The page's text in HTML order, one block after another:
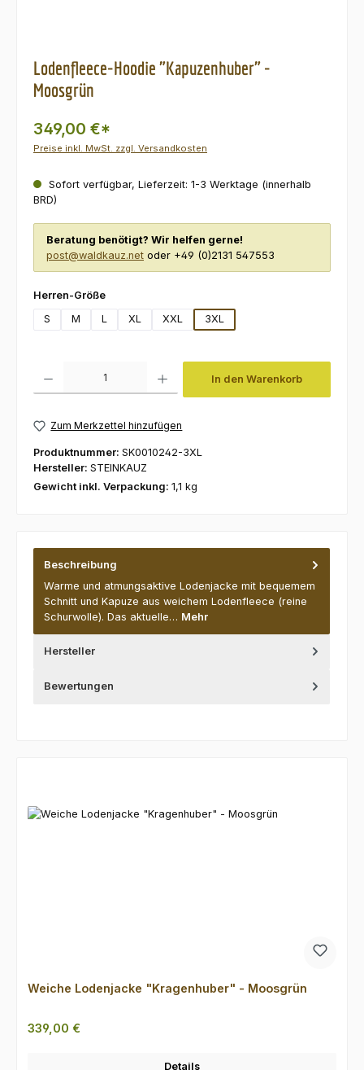
Lodenfleece-Hoodie "Kapuzenhuber" -
Moosgrün
349,00 €*
Preise inkl. MwSt. zzgl. Versandkosten
Sofort verfügbar, Lieferzeit: 1-3 Werktage (innerhalb
BRD)
Beratung benötigt? Wir helfen gerne!
post@waldkauz.net oder +49 (0)2131 547553
Herren-Größeauswählen
S
M L XL XXL 3XL
In den Warenkorb
Zum Merkzettel hinzufügen
Produktnummer: SK0010242-3XL
Hersteller: STEINKAUZ
Gewicht inkl. Verpackung: 1,1 kg
Beschreibung
Warme und atmungsaktive Lodenjacke mit bequemem
Schnitt und Kapuze aus weichem Lodenfleece (reine
Schurwolle). Das aktuelle… Mehr
Hersteller
Bewertungen
Weiche Lodenjacke "Kragenhuber" - Moosgrün
Regulärer Preis:
339,00 €
Details